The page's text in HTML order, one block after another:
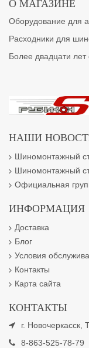
О МАГАЗИНЕ
Оборудование для
Расходники для
Более двадцати лет
НАШИ
Шиномонтажный
Шиномонтажный
Официальная
ИНФОРМАЦИЯ
Доставка
Блог
Условия
Контакты
Карта сайта
КОНТАКТЫ
г. Новочеркасск,
8-863-525-78-79